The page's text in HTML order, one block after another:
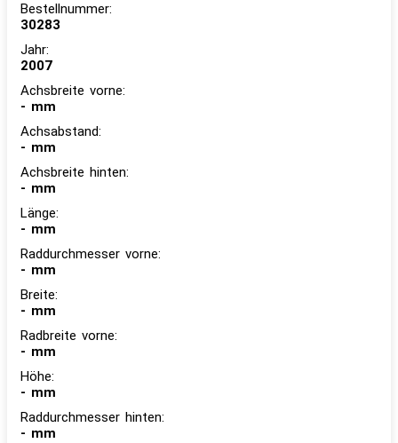
Bestellnummer:
30283
Jahr:
2007
Achsbreite vorne:
- mm
Achsabstand:
- mm
Achsbreite hinten:
- mm
Länge:
- mm
Raddurchmesser vorne:
- mm
Breite:
- mm
Radbreite vorne:
- mm
Höhe:
- mm
Raddurchmesser hinten:
- mm